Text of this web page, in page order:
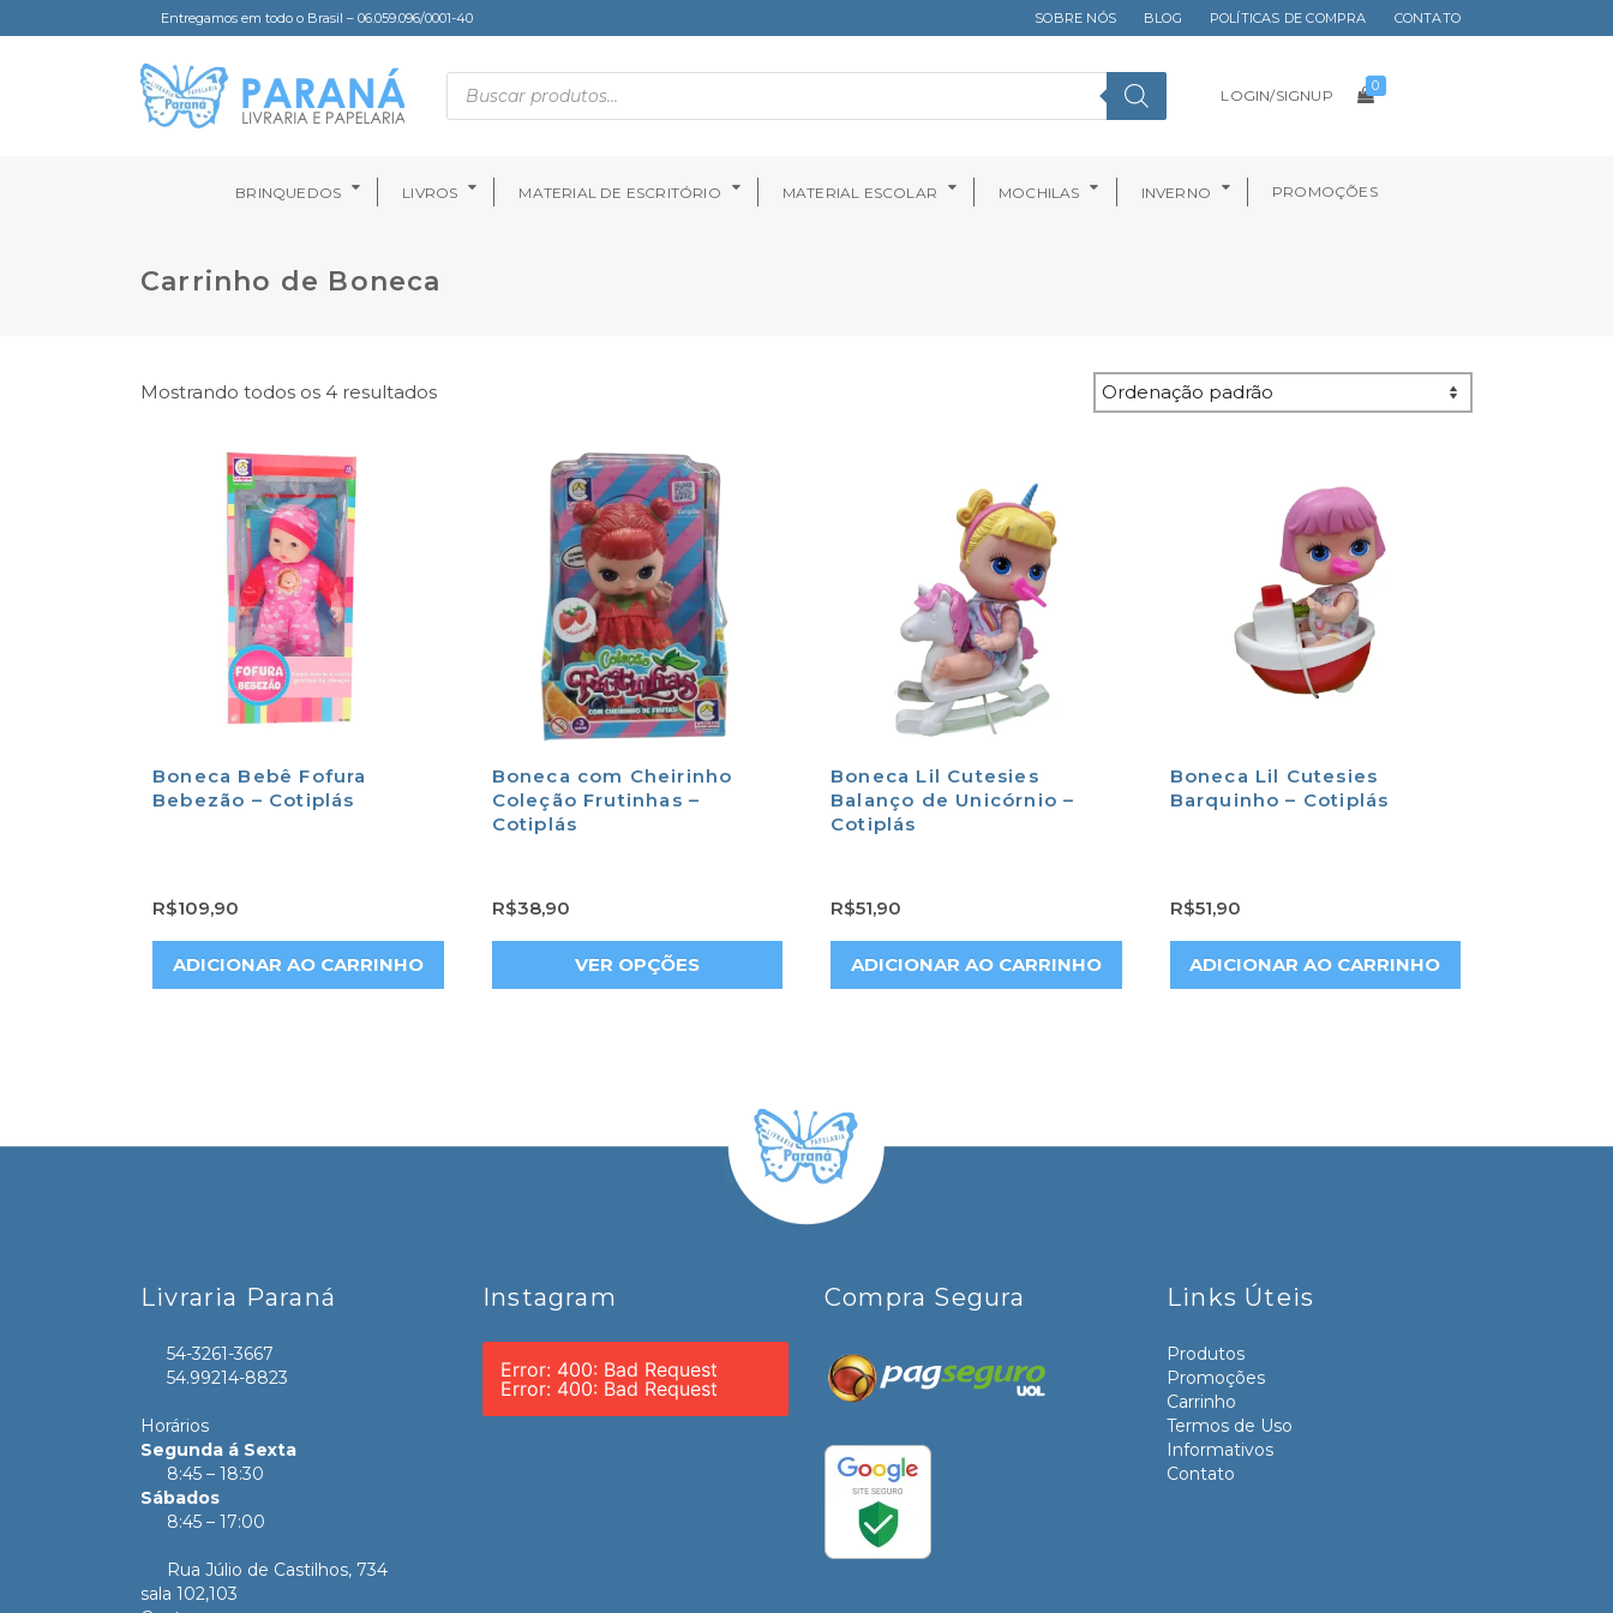
Entregamos em todo o Brasil – 06.059.096/0001-40 SOBRE NÓS BLOG POLÍTICAS DE COMPRA CONTATO
LOGIN/SIGNUP
0
BRINQUEDOS LIVROS MATERIAL DE ESCRITÓRIO MATERIAL ESCOLAR MOCHILAS INVERNO PROMOÇÕES
Carrinho de Boneca
Mostrando todos os 4 resultados
Boneca Bebê Fofura
Bebezão – Cotiplás
R$109,90
ADICIONAR AO CARRINHO
Boneca com Cheirinho
Coleção Frutinhas –
Cotiplás
R$38,90
VER OPÇÕES
Boneca Lil Cutesies
Balanço de Unicórnio –
Cotiplás
R$51,90
ADICIONAR AO CARRINHO
Boneca Lil Cutesies
Barquinho – Cotiplás
R$51,90
ADICIONAR AO CARRINHO
Livraria Paraná
54-3261-3667
54.99214-8823
Horários
Segunda á Sexta
8:45 – 18:30
Sábados
8:45 – 17:00
Rua Júlio de Castilhos, 734
sala 102,103
Instagram
Error: 400: Bad Request
Error: 400: Bad Request
Compra Segura Links Úteis
Produtos
Promoções
Carrinho
Termos de Uso
Informativos
Contato